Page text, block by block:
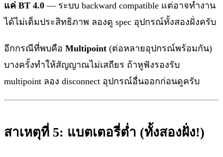
แค่ BT 4.0 — ระบบ backward compatible แต่อาจทำงาน
ได้ไม่เต็มประสิทธิภาพ ลองดู spec อุปกรณ์ทั้งสองฝั่งครับ
อีกกรณีที่พบคือ Multipoint (ต่อหลายอุปกรณ์พร้อมกัน)
บางครั้งทำให้สัญญาณไม่เสถียร ถ้าหูฟังรองรับ
multipoint ลอง disconnect อุปกรณ์อื่นออกก่อนดูครับ
สาเหตุที่ 5: แบตเตอรี่ต่ำ (ทั้งสองฝั่ง!)